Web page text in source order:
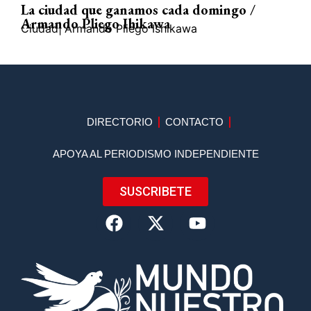
La ciudad que ganamos cada domingo /
Armando Pliego Ihikawa
Ciudad| Armando Pliego Ishikawa
DIRECTORIO CONTACTO
APOYA AL PERIODISMO INDEPENDIENTE
SUSCRIBETE